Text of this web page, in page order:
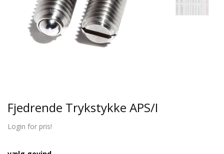
Fjedrende Trykstykke APS/I
Login for pris!